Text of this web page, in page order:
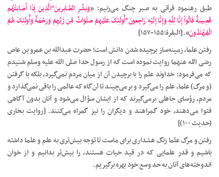
طبق رهنمود قرآنی به صبر چنگ می‌زنیم: «وَبَشِّرِ الصَّابِرِینَ*الَّذِینَ إِذَا أَصَابَتْهُم
مُّصِیبَةٌ قَالُواْ إِنَّا لِلّهِ وَإِنَّا إِلَیْهِ رَاجِعونَ*أُولَئِکَ عَلَیْهِمْ صَلَوَاتٌ مِّن رَّبِّهِمْ وَرَحْمَةٌ وَأُولَئِکَ هُمُ
الْمُهْتَدُونَ». [البقرة:۱۵۵-۱۵۷]
رفتن علما، زمینه‌‌ساز برچیده شدن دانش است؛ حضرت عبدالله بن عمرو بن عاص
رضی الله عنهما روایت نموده است که از رسول خدا صلى الله علیه وسلم شنیدم
که می‌فرمود: خداوند علم را با برچیدن آن از میان مردم نمی‌گیرد، بلکه با گرفتن
(و مرگ) علما، علم را می‌گیرد و برمی‌چیند تا آن‌گاه که عالمی را باقی نمی‌گذارد و
مردم، رؤسای جاهلی برمی‌گیرند که از ایشان سؤال می‌شود و آنان بدون آگاهی
فتوا می‌دهند، خود گمراهند و دیگران را نیز گمراه می‌کنند. [روایت بخاری
(حدیث ۱۰۰)]
رفتن و مرگ علما زنگ هشداری برای ماست تا توجه بیش‌تری به علم و علما داشته
باشیم و قدر علمایی که در قید حیات هستند، را بیش‌تر بدانیم و از خوان
اندوخته‌های آنان به حد وسع خود بهره برگیریم.